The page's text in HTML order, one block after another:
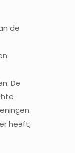
de
De
heeft,